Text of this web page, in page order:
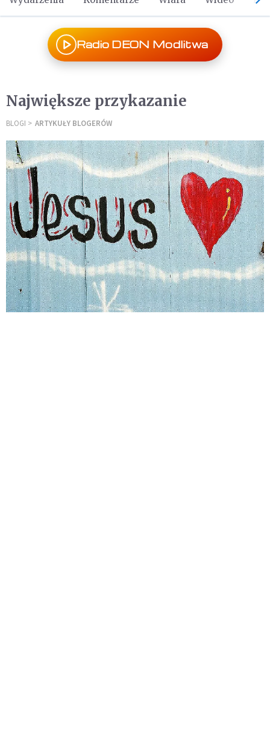
Radio DEON Modlitwa
Największe przykazanie
BLOGI ARTYKUŁY BLOGERÓW